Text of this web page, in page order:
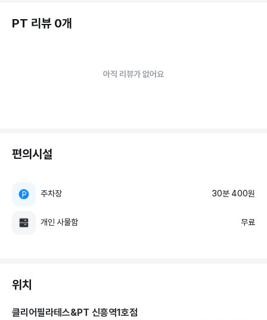
PT 리뷰 0개
아직 리뷰가 없어요
편의시설
주차장 30분 400원
개인 사물함 무료
위치
클리어필라테스&PT 신흥역1호점